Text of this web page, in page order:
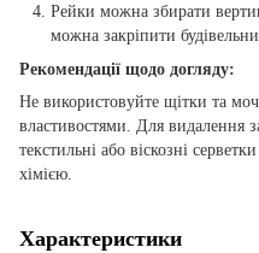
Рейки можна збирати
можна закріпити
Рекомендації щодо догляду:
Не використовуйте щітки та
властивостями. Для видалення
текстильні або віскозні
хімією.
Характеристики